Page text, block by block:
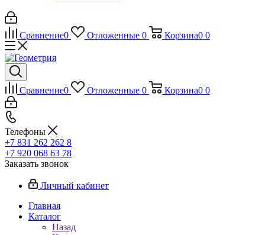
Сравнение0 Отложенные 0 Корзина0 0
Сравнение0 Отложенные 0 Корзина0 0
Телефоны
+7 831 262 262 8
+7 920 068 63 78
Заказать звонок
Личный кабинет
Главная
Каталог
Назад